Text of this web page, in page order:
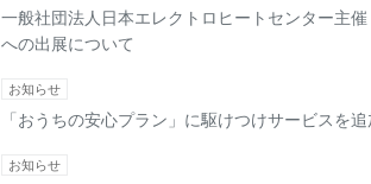
一般社団法人日本エレクトロヒートセンター主
への出展について
お知らせ
「おうちの安心プラン」に駆けつけサービスを追
お知らせ